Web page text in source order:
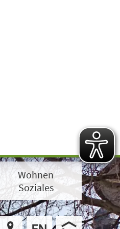
Wohnen
Soziales